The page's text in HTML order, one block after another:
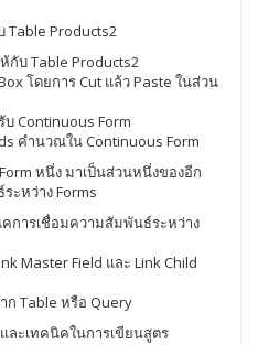
Table Products2
กับ Table Products2
โดยการ Cut แล้ว Paste ในส่วน
Continuous Form
คำนวณใน Continuous Form
หนึ่ง มาเป็นส่วนหนึ่งของอีก
ะหว่าง Forms
คการเชื่อมความสัมพันธ์ระหว่าง
Master Field และ Link Child
ก Table หรือ Query
ละเทคนิคในการเขียนสูตร